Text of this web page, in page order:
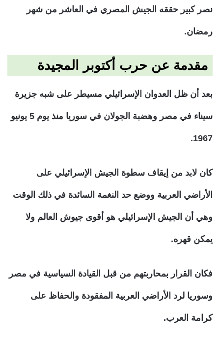
نصر كبير حققه الجيش المصري في العاشر من شهر
رمضان.
مقدمة عن حرب أكتوبر المجيدة
بعد أن ظل العدوان الإسرائيلي مسيطر على شبه جزيرة
سيناء في مصر وهضبة الجولان في سوريا منذ يوم 5 يونيو
1967.
كان لابد من إيقاف سطوة الجيش الإسرائيلي على
الأراضي العربية ووضع حد النغمة السائدة في ذلك الوقت
وهي أن الجيش الإسرائيلي هو أقوى جيوش العالم ولا
يمكن قهره.
فكان القرار بمحاربتهم من قبل القيادة السياسية في مصر
وسوريا لرد الأراضي العربية المفقودة والحفاظ على
كرامة العرب.